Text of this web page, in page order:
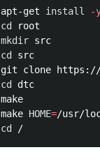
apt-get install -
cd
mkdir
cd
cd
make HOME=
cd